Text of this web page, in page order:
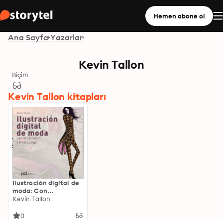
Hemen abone ol
Ana Sayfa Yazarlar
Kevin Tallon
Biçim
Kevin Tallon kitapları
Ilustración digital de
moda: Con
Illustrator® y
Kevin Tallon
0